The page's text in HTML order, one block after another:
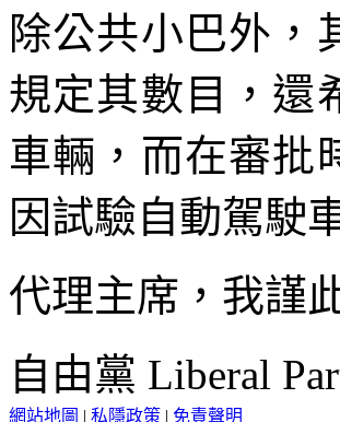
除公共小巴外，
規定其數目，還
車輛，而在審批
因試驗自動駕駛
代理主席，我謹
自由黨 Liberal
網站地圖 | 私隱政策 | 免責聲明